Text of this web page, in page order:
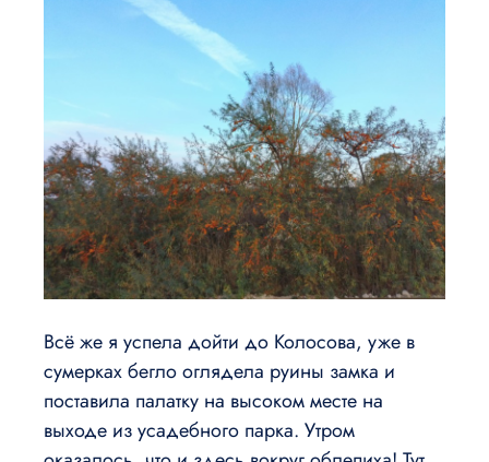
Всё же я успела дойти до Колосова, уже в
сумерках бегло оглядела руины замка и
поставила палатку на высоком месте на
выходе из усадебного парка. Утром